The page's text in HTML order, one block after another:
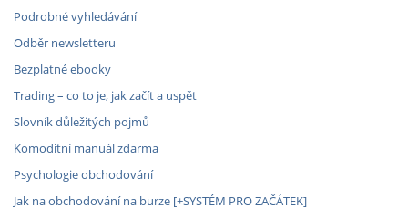
Podrobné vyhledávání
Odběr newsletteru
Bezplatné ebooky
Trading – co to je, jak začít a uspět
Slovník důležitých pojmů
Komoditní manuál zdarma
Psychologie obchodování
Jak na obchodování na burze [+SYSTÉM PRO ZAČÁTEK]